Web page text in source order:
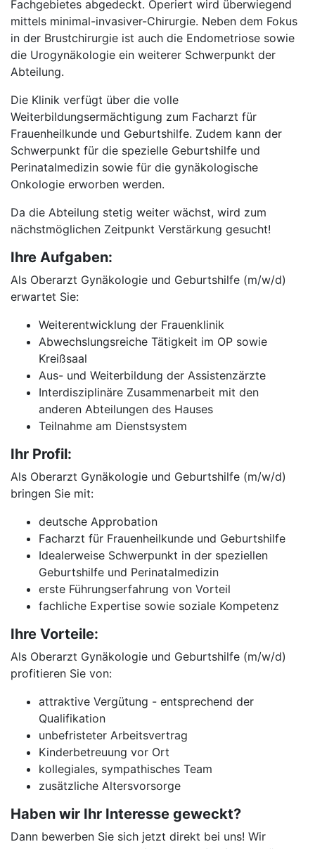
Fachgebietes abgedeckt. Operiert wird überwiegend
mittels minimal-invasiver-Chirurgie. Neben dem Fokus
in der Brustchirurgie ist auch die Endometriose sowie
die Urogynäkologie ein weiterer Schwerpunkt der
Abteilung.
Die Klinik verfügt über die volle
Weiterbildungsermächtigung zum Facharzt für
Frauenheilkunde und Geburtshilfe. Zudem kann der
Schwerpunkt für die spezielle Geburtshilfe und
Perinatalmedizin sowie für die gynäkologische
Onkologie erworben werden.
Da die Abteilung stetig weiter wächst, wird zum
nächstmöglichen Zeitpunkt Verstärkung gesucht!
Ihre Aufgaben:
Als Oberarzt Gynäkologie und Geburtshilfe (m/w/d)
erwartet Sie:
Weiterentwicklung der Frauenklinik
Abwechslungsreiche Tätigkeit im OP sowie
Kreißsaal
Aus- und Weiterbildung der Assistenzärzte
Interdisziplinäre Zusammenarbeit mit den
anderen Abteilungen des Hauses
Teilnahme am Dienstsystem
Ihr Profil:
Als Oberarzt Gynäkologie und Geburtshilfe (m/w/d)
bringen Sie mit:
deutsche Approbation
Facharzt für Frauenheilkunde und Geburtshilfe
Idealerweise Schwerpunkt in der speziellen
Geburtshilfe und Perinatalmedizin
erste Führungserfahrung von Vorteil
fachliche Expertise sowie soziale Kompetenz
Ihre Vorteile:
Als Oberarzt Gynäkologie und Geburtshilfe (m/w/d)
profitieren Sie von:
attraktive Vergütung - entsprechend der
Qualifikation
unbefristeter Arbeitsvertrag
Kinderbetreuung vor Ort
kollegiales, sympathisches Team
zusätzliche Altersvorsorge
Haben wir Ihr Interesse geweckt?
Dann bewerben Sie sich jetzt direkt bei uns! Wir